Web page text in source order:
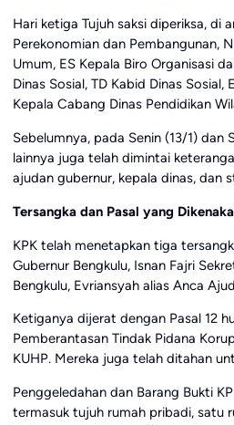
Hari ketiga Tujuh saksi diperiksa, di
Perekonomian dan Pembangunan,
Umum, ES Kepala Biro Organisasi
Dinas Sosial, TD Kabid Dinas Sosial,
Kepala Cabang Dinas Pendidikan
Sebelumnya, pada Senin (13/1) dan
lainnya juga telah dimintai
ajudan gubernur, kepala dinas, dan
Tersangka dan Pasal yang
KPK telah menetapkan tiga
Gubernur Bengkulu, Isnan Fajri
Bengkulu, Evriansyah alias Anca
Ketiganya dijerat dengan Pasal 12
Pemberantasan Tindak Pidana
KUHP. Mereka juga telah ditahan
Penggeledahan dan Barang Bukti
termasuk tujuh rumah pribadi, satu